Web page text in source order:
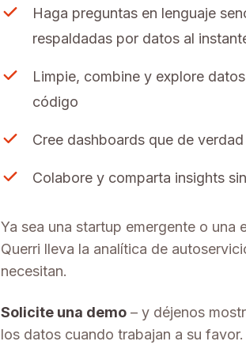
Haga preguntas en lenguaje
respaldadas por datos al
Limpie, combine y explore
código
Cree dashboards que de
Colabore y comparta insights
Ya sea una startup emergente o una
Querri lleva la analítica de
necesitan.
Solicite una demo – y déjenos
los datos cuando trabajan a su favor.